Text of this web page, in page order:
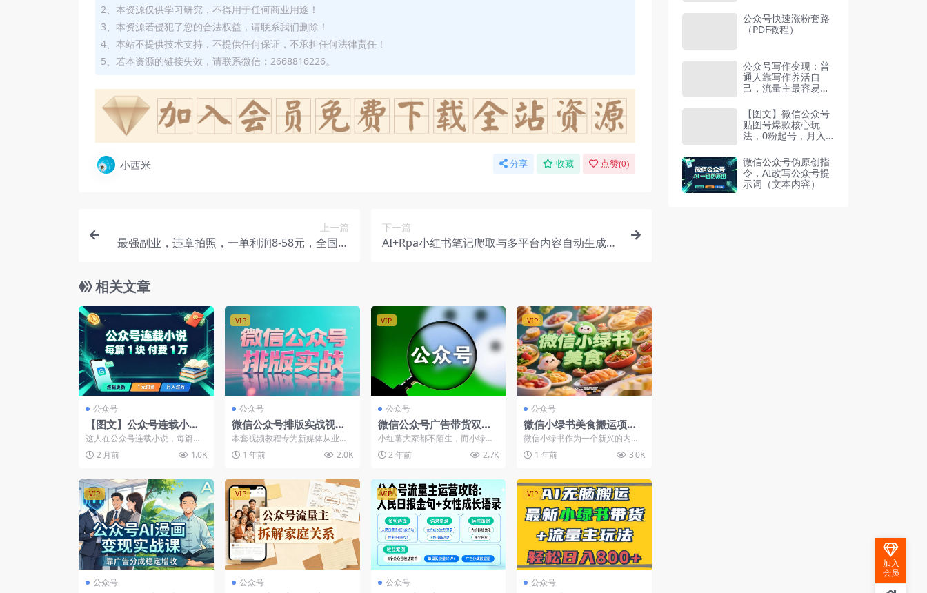
2、本资源仅供学习研究，不得用于任何商业用途！
3、本资源若侵犯了您的合法权益，请联系我们删除！
4、本站不提供技术支持，不提供任何保证，不承担任何法律责任！
5、若本资源的链接失效，请联系微信：2668816226。
小西米 分享 收藏 点赞(0)
上一篇
最强副业，违章拍照，一单利润8-58元，全国大
下一篇
AI+Rpa小红书笔记爬取与多平台内容自动生成发
相关文章
公众号
【图文】公众号连载小
说，每篇卖1块钱，每天付
费都是1万起步
这人在公众号连载小说，每篇卖
1 块钱，每天付费都是 1w+这样
下来一年岂不是 ...
2 月前 1.0K
VIP
公众号
微信公众号排版实战视频
教程： 从入门到精通助你
打造10w+阅读爆文
本套视频教程专为新媒体从业者
量身定制，系统化解析微信公众
号排版的底层逻辑与实战技...
1 年前 2.0K
VIP
公众号
微信公众号广告带货双收
益
小红薯大家都不陌生，而小绿书
呢，则是公众号去年上线的图文
消息模块，在内容与展示上...
2 年前 2.7K
VIP
公众号
微信小绿书美食搬运项
目：稳稳的收益，轻松上
手，快速变现！
微信小绿书作为一个新兴的内容
平台，提供了丰富的变现机会。
美食类内容因其广泛的受众...
1 年前 3.0K
VIP
公众号
VIP
公众号
VIP
公众号
VIP
公众号
公众号快速涨粉套路
（PDF教程）
公众号写作变现：普
通人靠写作养活自
己，流量主最容易出
【图文】微信公众号
贴图号爆款核心玩
法，0粉起号，月入
微信公众号伪原创指
令，AI改写公众号提
示词（文本内容）
加入
会员